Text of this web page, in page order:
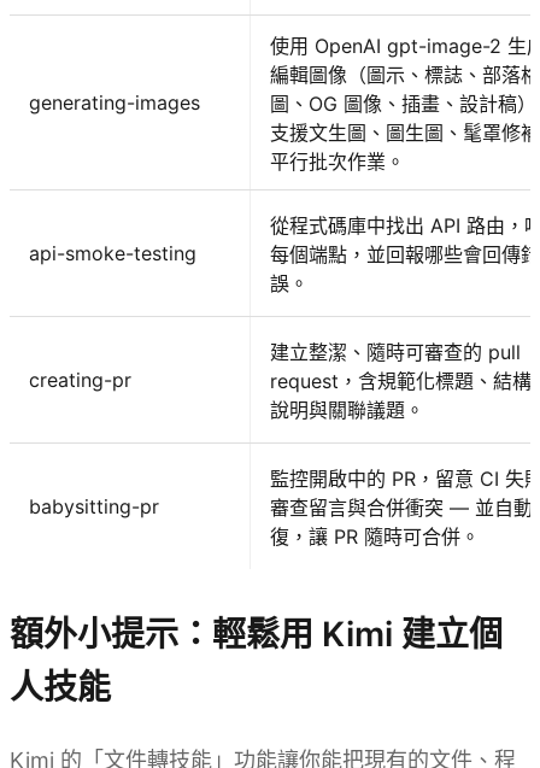
generating-images
使用 OpenAI gpt-image-2 生
編輯圖像（圖示、標誌、部落
圖、OG 圖像、插畫、設計稿
支援文生圖、圖生圖、髦罩修
平行批次作業。
api-smoke-testing
從程式碼庫中找出 API 路由，
每個端點，並回報哪些會回傳錯
誤。
creating-pr
建立整潔、隨時可審查的 pull
request，含規範化標題、結構
說明與關聯議題。
babysitting-pr
監控開啟中的 PR，留意 CI 失
審查留言與合併衝突 — 並自動
復，讓 PR 隨時可合併。
額外小提示：輕鬆用 Kimi 建立個
人技能
Kimi 的「文件轉技能」功能讓你能把現有的文件、程